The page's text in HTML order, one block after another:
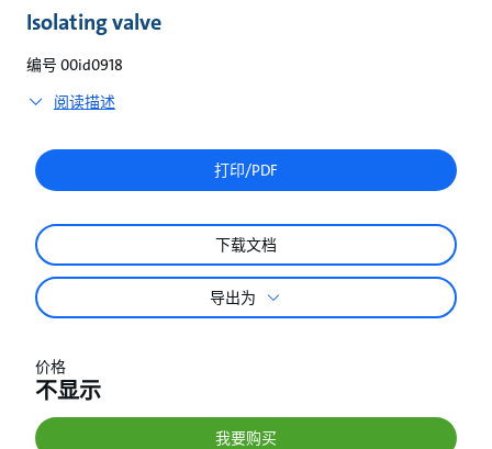
Isolating valve
编号 00id0918
阅读描述
打印/PDF
下载文档
导出为
价格
不显示
我要购买